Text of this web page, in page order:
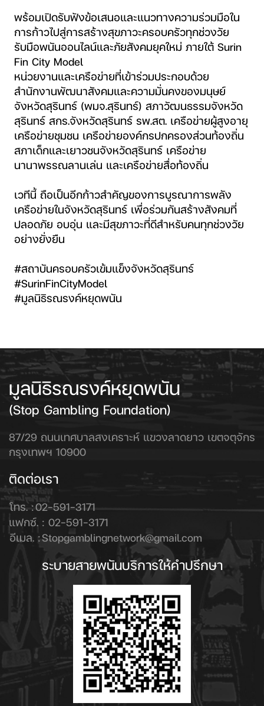
พร้อมเปิดรับฟังข้อเสนอและแนวทางความร่วมมือใน
การก้าวไปสู่การสร้างสุขภาวะครอบครัวทุกช่วงวัย
รับมือพนันออนไลน์และภัยสังคมยุคใหม่ ภายใต้ Surin
Fin City Model
หน่วยงานและเครือข่ายที่เข้าร่วมประกอบด้วย
สำนักงานพัฒนาสังคมและความมั่นคงของมนุษย์
จังหวัดสุรินทร์ (พมจ.สุรินทร์) สภาวัฒนธรรมจังหวัด
สุรินทร์ สกร.จังหวัดสุรินทร์ รพ.สต. เครือข่ายผู้สูงอายุ
เครือข่ายชุมชน เครือข่ายองค์กรปกครองส่วนท้องถิ่น
สภาเด็กและเยาวชนจังหวัดสุรินทร์ เครือข่าย
นานาพรรณลานเล่น และเครือข่ายสื่อท้องถิ่น
เวทีนี้ ถือเป็นอีกก้าวสำคัญของการบูรณาการพลัง
เครือข่ายในจังหวัดสุรินทร์ เพื่อร่วมกันสร้างสังคมที่
ปลอดภัย อบอุ่น และมีสุขภาวะที่ดีสำหรับคนทุกช่วงวัย
อย่างยั่งยืน
#สถาบันครอบครัวเข้มแข็งจังหวัดสุรินทร์
#SurinFinCityModel
#มูลนิธิรณรงค์หยุดพนัน
มูลนิธิรณรงค์หยุดพนัน
(Stop Gambling Foundation)
87/29 ถนนเทศบาลสงเคราะห์ แขวงลาดยาว เขตจตุจักร
กรุงเทพฯ 10900
ติดต่อเรา
โทร. :02-591-3171
แฟกซ์. : 02-591-3171
อีเมล. :Stopgamblingnetwork@gmail.com
ระบายสายพนันบริการให้คำปรึกษา